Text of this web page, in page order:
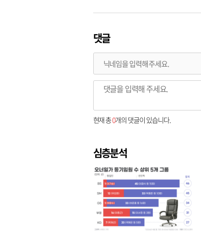
댓글
현재 총0개의 댓글이 있습니다.
심층분석